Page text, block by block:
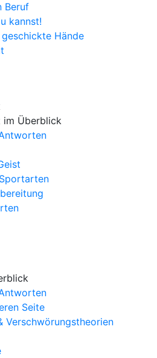
Beruf
kannst!
Hände
im Überblick
Seite
Verschwörungstheorien